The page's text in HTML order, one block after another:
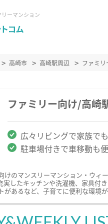
ーマンション
高崎市 高崎駅周辺 ファミ
ファミリー向け/高崎
広々リビングで家族で
駐車場付きで車移動も
けのマンスリーマンション・ウィ
実したキッチンや洗濯機、家具付
あるなど、子育てに便利な環境が